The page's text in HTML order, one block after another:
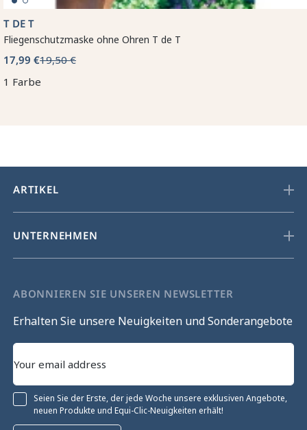
T DE T
Fliegenschutzmaske ohne Ohren T de T
17,99 €19,50 €
1 Farbe
ARTIKEL
UNTERNEHMEN
ABONNIEREN SIE UNSEREN NEWSLETTER
Erhalten Sie unsere Neuigkeiten und Sonderangebote
Seien Sie der Erste, der jede Woche unsere exklusiven Angebote,
neuen Produkte und Equi-Clic-Neuigkeiten erhält!